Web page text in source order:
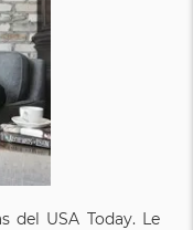
del USA Today. Le